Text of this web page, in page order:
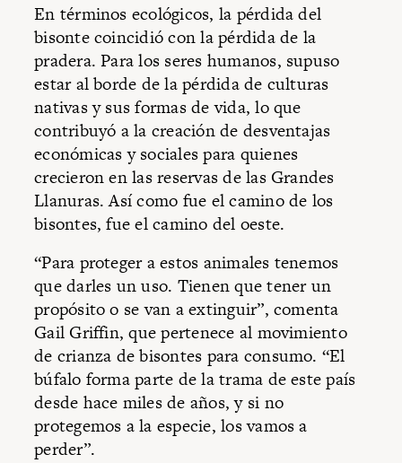
En términos ecológicos, la pérdida del
bisonte coincidió con la pérdida de la
pradera. Para los seres humanos, supuso
estar al borde de la pérdida de culturas
nativas y sus formas de vida, lo que
contribuyó a la creación de desventajas
económicas y sociales para quienes
crecieron en las reservas de las Grandes
Llanuras. Así como fue el camino de los
bisontes, fue el camino del oeste.
“Para proteger a estos animales tenemos
que darles un uso. Tienen que tener un
propósito o se van a extinguir”, comenta
Gail Griffin, que pertenece al movimiento
de crianza de bisontes para consumo. “El
búfalo forma parte de la trama de este país
desde hace miles de años, y si no
protegemos a la especie, los vamos a
perder”.